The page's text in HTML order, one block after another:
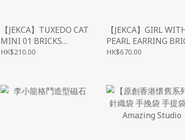
【JEKCA】TUXEDO CAT
MINI 01 BRICKS
ST19CM03 (散裝)
HK$210.00
【JEKCA】GIRL
PEARL EARRING
PAINTING -
HK$670.00